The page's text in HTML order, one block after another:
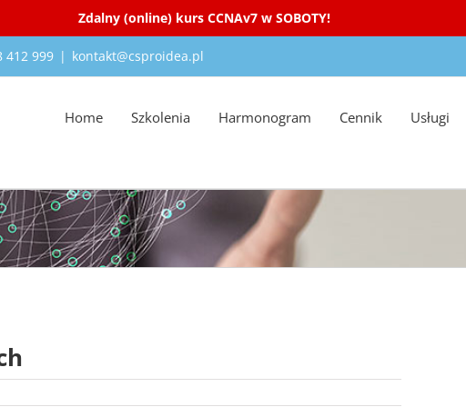
Zdalny (online) kurs CCNAv7 w SOBOTY!
412 999 | kontakt@csproidea.pl
Home Szkolenia Harmonogram Cennik Usługi